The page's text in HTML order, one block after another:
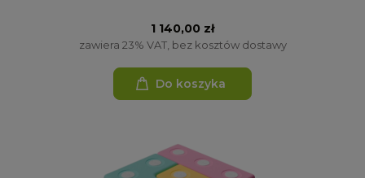
1 140,00 zł
zawiera 23% VAT, bez kosztów dostawy
Do koszyka